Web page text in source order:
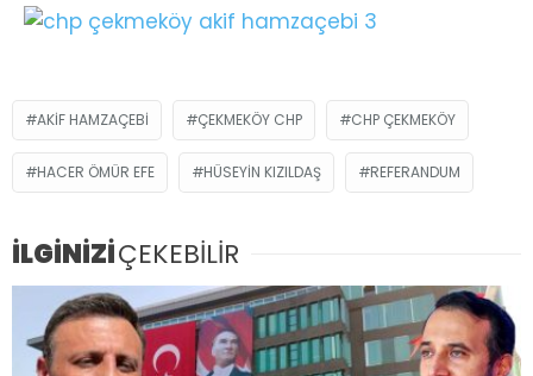
AKIF HAMZAÇEBI ÇEKMEKÖY CHP CHP ÇEKMEKÖY
HACER ÖMÜR EFE HÜSEYIN KIZILDAŞ REFERANDUM
İLGİNİZİÇEKEBİLİR